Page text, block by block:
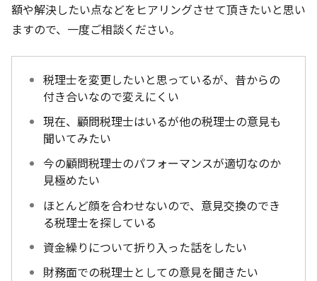
額や解決したい点などをヒアリングさせて頂きたいと思い
ますので、一度ご相談ください。
税理士を変更したいと思っているが、昔からの
付き合いなので変えにくい
現在、顧問税理士はいるが他の税理士の意見も
聞いてみたい
今の顧問税理士のパフォーマンスが適切なのか
見極めたい
ほとんど顔を合わせないので、意見交換のでき
る税理士を探している
資金繰りについて折り入った話をしたい
財務面での税理士としての意見を聞きたい